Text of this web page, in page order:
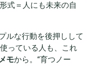
式＝人にも未来の自
ルな行動を後押しして
っている人も、これ
モから。“育つノー